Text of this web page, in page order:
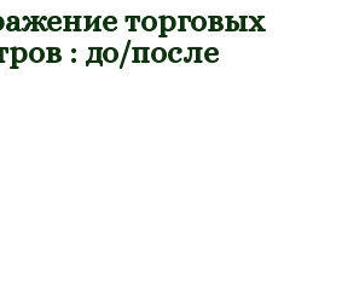
торговых
: до/после